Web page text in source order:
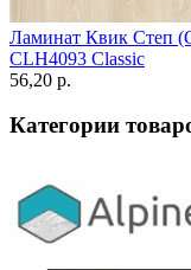
Ламинат Квик Степ
CLН4093 Classic
56,20 p.
Категории